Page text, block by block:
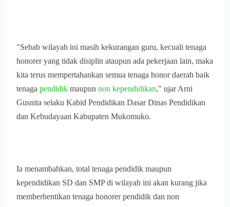
"Sebab wilayah ini masih kekurangan guru, kecuali tenaga
honorer yang tidak disiplin ataupun ada pekerjaan lain, maka
kita terus mempertahankan semua tenaga honor daerah baik
tenagapendidik maupunnon kependidikan," ujar Arni
Gusnita selaku Kabid Pendidikan Dasar Dinas Pendidikan
dan Kebudayaan Kabupaten Mukomuko.
Ia menambahkan, total tenaga pendidik maupun
kependidikan SD dan SMP di wilayah ini akan kurang jika
memberhentikan tenaga honorer pendidik dan non